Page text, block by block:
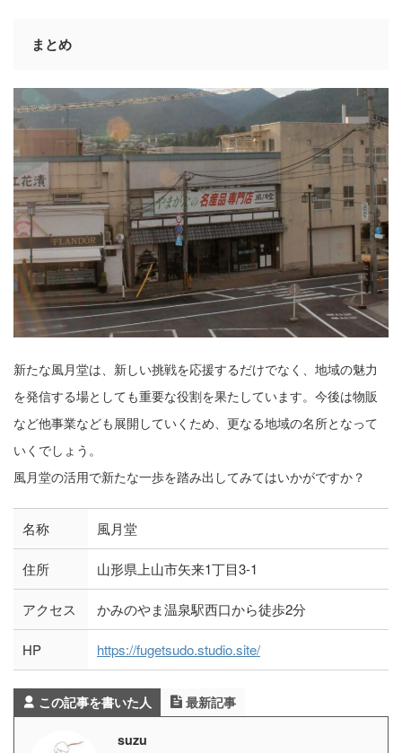
まとめ
新たな風月堂は、新しい挑戦を応援するだけでなく、地域の魅力
を発信する場としても重要な役割を果たしています。今後は物販
など他事業なども展開していくため、更なる地域の名所となって
いくでしょう。
風月堂の活用で新たな一歩を踏み出してみてはいかがですか？
名称 風月堂
住所 山形県上山市矢来1丁目3-1
アクセス かみのやま温泉駅西口から徒歩2分
HP https://fugetsudo.studio.site/
この記事を書いた人 最新記事
suzu